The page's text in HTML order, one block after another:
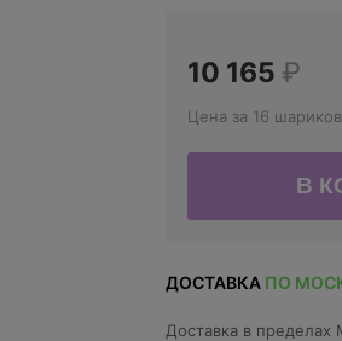
10 165 ₽
Цена за 16 шариков
ДОСТАВКА ПО
Доставка в пределах